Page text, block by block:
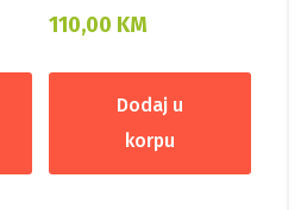
110,00 KM
Dodaj u
korpu